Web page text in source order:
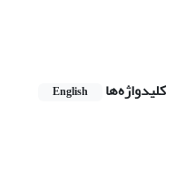
کلیدواژه‌ها English